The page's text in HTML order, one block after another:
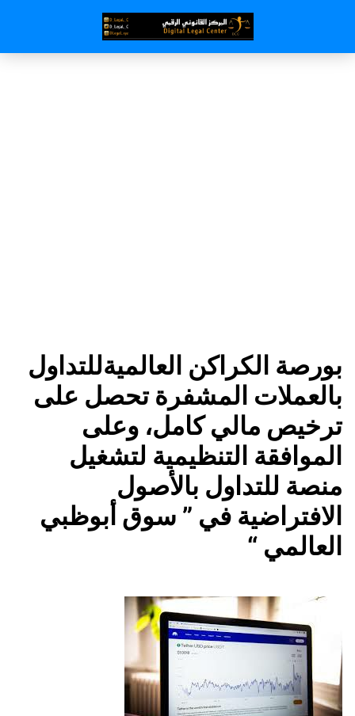
بورصة الكراكن العالميةللتداول
بالعملات المشفرة تحصل على
ترخيص مالي كامل، وعلى
الموافقة التنظيمية لتشغيل
منصة للتداول بالأصول
الافتراضية في ” سوق أبوظبي
العالمي “